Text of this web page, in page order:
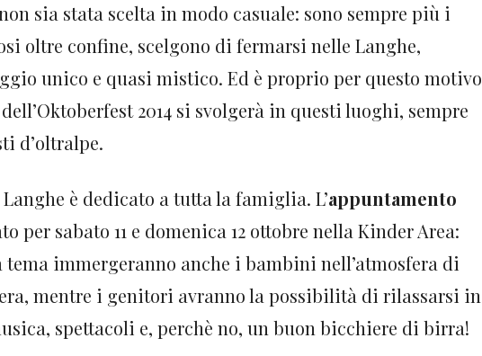
sia stata scelta in modo casuale: sono sempre più i
oltre confine, scelgono di fermarsi nelle Langhe,
unico e quasi mistico. Ed è proprio per questo motivo
2014 si svolgerà in questi luoghi, sempre
d’oltralpe.
Langhe è dedicato a tutta la famiglia. L’appuntamento
per sabato 11 e domenica 12 ottobre nella Kinder Area:
immergeranno anche i bambini nell’atmosfera di
mentre i genitori avranno la possibilità di rilassarsi in
spettacoli e, perchè no, un buon bicchiere di birra!